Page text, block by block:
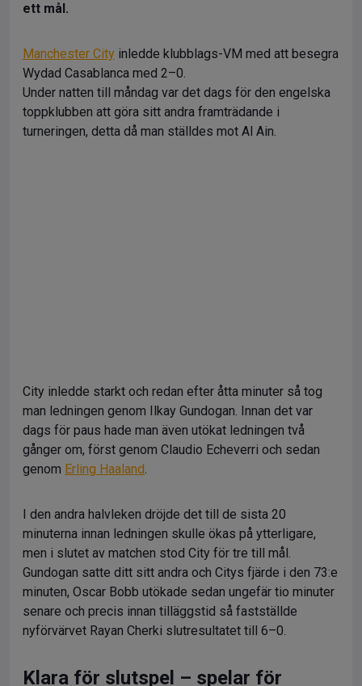
ett mål.
Manchester City inledde klubblags-VM med att besegra
Wydad Casablanca med 2–0.
Under natten till måndag var det dags för den engelska
toppklubben att göra sitt andra framträdande i
turneringen, detta då man ställdes mot Al Ain.
City inledde starkt och redan efter åtta minuter så tog
man ledningen genom Ilkay Gundogan. Innan det var
dags för paus hade man även utökat ledningen två
gånger om, först genom Claudio Echeverri och sedan
genom Erling Haaland.
I den andra halvleken dröjde det till de sista 20
minuterna innan ledningen skulle ökas på ytterligare,
men i slutet av matchen stod City för tre till mål.
Gundogan satte ditt sitt andra och Citys fjärde i den 73:e
minuten, Oscar Bobb utökade sedan ungefär tio minuter
senare och precis innan tilläggstid så fastställde
nyförvärvet Rayan Cherki slutresultatet till 6–0.
Klara för slutspel – spelar för